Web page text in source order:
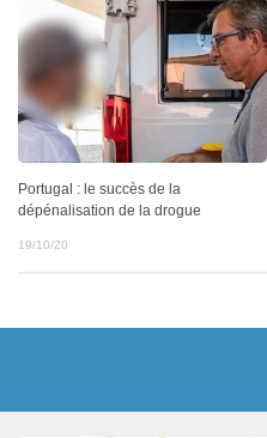
Portugal : le succès de la
dépénalisation de la drogue
19/10/20